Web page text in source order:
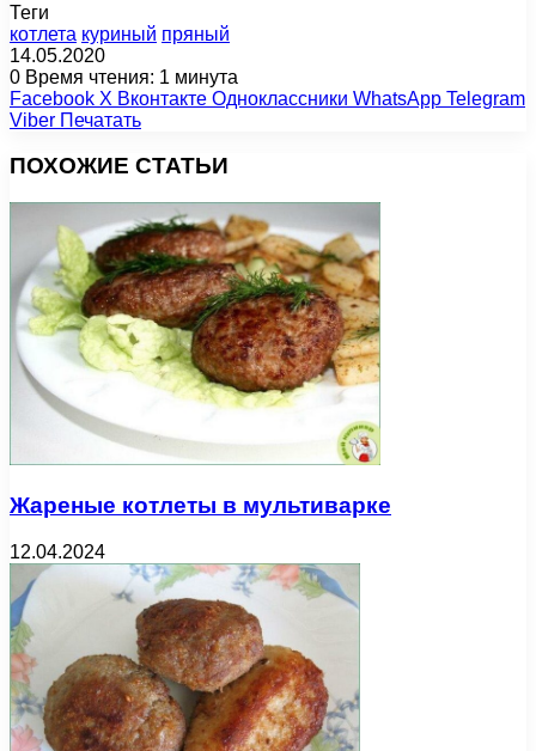
Теги
котлета куриный пряный
14.05.2020
0 Время чтения: 1 минута
Facebook X Вконтакте Одноклассники WhatsApp Telegram
Viber Печатать
ПОХОЖИЕ СТАТЬИ
Жареные котлеты в мультиварке
12.04.2024